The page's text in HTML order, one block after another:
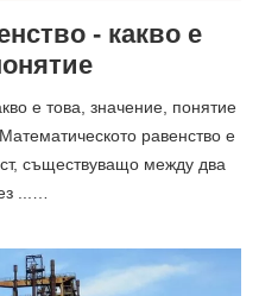
- какво е
е това, значение, понятие
равенство е
съществуващо между два
...…